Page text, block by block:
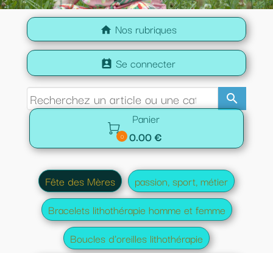
home Nos rubriques
search
perm_contact_calendar Se connecter

0
Panier
0.00 €
Fête des Mères
passion, sport, métier
Bracelets lithothérapie homme et femme
Boucles d'oreilles lithothérapie